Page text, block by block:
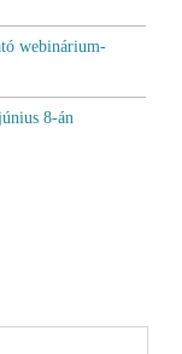
webinárium-
8-án